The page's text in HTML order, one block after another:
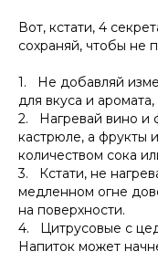
Вот, кстати, 4
сохраняй, чтобы не
1. Не добавляй
для вкуса и
2. Нагревай вино и
кастрюле, а фрукты
количеством сока
3. Кстати, не
медленном огне
на поверхности.
4. Цитрусовые с
Напиток может